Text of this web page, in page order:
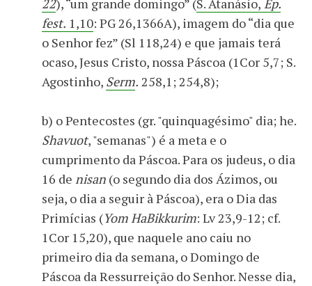
22), “um grande domingo” (S. Atanásio, Ep.
fest. 1,10: PG 26,1366A), imagem do “dia que
o Senhor fez” (Sl 118,24) e que jamais terá
ocaso, Jesus Cristo, nossa Páscoa (1Cor 5,7; S.
Agostinho, Serm. 258,1; 254,8);
b) o Pentecostes (gr. "quinquagésimo" dia; he.
Shavuot, "semanas") é a meta e o
cumprimento da Páscoa. Para os judeus, o dia
16 de nisan (o segundo dia dos Ázimos, ou
seja, o dia a seguir à Páscoa), era o Dia das
Primícias (Yom HaBikkurim: Lv 23,9-12; cf.
1Cor 15,20), que naquele ano caiu no
primeiro dia da semana, o Domingo de
Páscoa da Ressurreição do Senhor. Nesse dia,